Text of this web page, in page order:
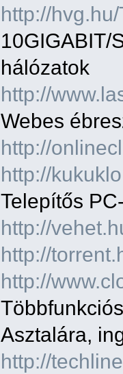
http://
10GIGABIT/
hálózatok
http://
Webes
http://
http://
Telepítős
http://
http://
http://
Asztalára,
http://